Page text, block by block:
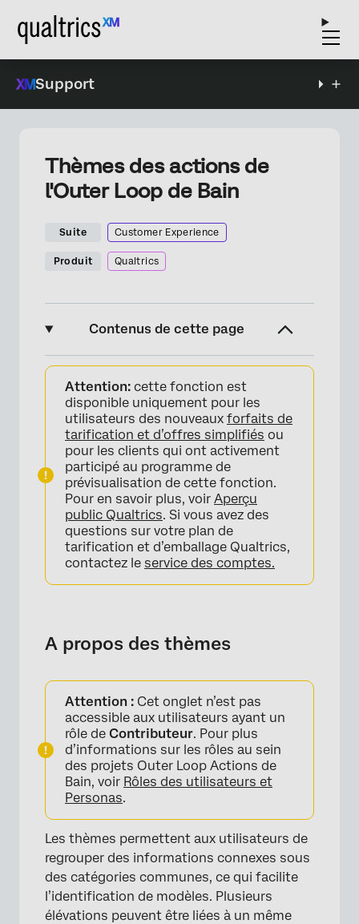
Support
Thèmes des actions de
l'Outer Loop de Bain
Suite Customer Experience
Produit Qualtrics
Contenus de cette page
A propos des thèmes
Création de thèmes
Thème de visualisation
Thèmes d’édition
Attribution des thèmes
Relier les élévations aux thèmes
Attention: cette fonction est
disponible uniquement pour les
utilisateurs des nouveaux forfaits de
tarification et d’offres simplifiés ou
pour les clients qui ont activement
participé au programme de
prévisualisation de cette fonction.
Pour en savoir plus, voir Aperçu
public Qualtrics. Si vous avez des
questions sur votre plan de
tarification et d’emballage Qualtrics,
contactez le service des comptes.
A propos des thèmes
Attention : Cet onglet n’est pas
accessible aux utilisateurs ayant un
rôle de Contributeur. Pour plus
d’informations sur les rôles au sein
des projets Outer Loop Actions de
Bain, voir Rôles des utilisateurs et
Personas.
Les thèmes permettent aux utilisateurs de
regrouper des informations connexes sous
des catégories communes, ce qui facilite
l’identification de modèles. Plusieurs
élévations peuvent être liées à un même